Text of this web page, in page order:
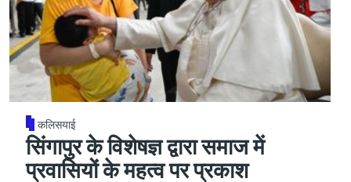
कलिसयाई
सिंगापुर के विशेषज्ञ द्वारा समाज में
प्रवासियों के महत्व पर प्रकाश